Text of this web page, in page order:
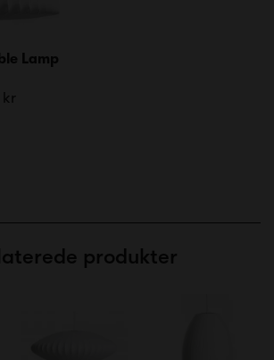
Lamp
produkter